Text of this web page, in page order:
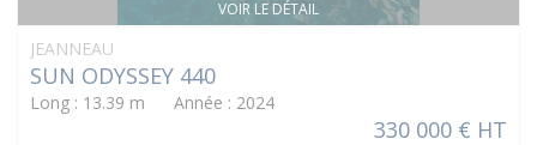
VOIR LE DÉTAIL
JEANNEAU
SUN ODYSSEY 440
Long : 13.39 m Année : 2024
330 000 € HT